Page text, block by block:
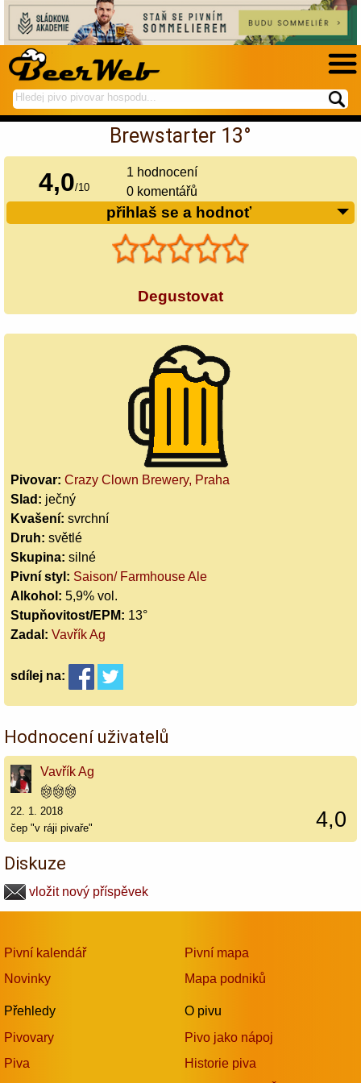
hledej
na
spustí
hledání
Brewstarter 13°
4,0/10
1 hodnocení
0 komentářů
přihlaš se a hodnoť
Degustovat
Pivovar: Crazy Clown Brewery, Praha
Slad: ječný
Kvašení: svrchní
Druh: světlé
Skupina: silné
Pivní styl: Saison/ Farmhouse Ale
Alkohol: 5,9% vol.
Stupňovitost/EPM: 13°
Zadal: Vavřík Ag
sdílej na:
Hodnocení uživatelů
Vavřík Ag
4,0
22. 1. 2018
čep "v ráji pivaře"
Diskuze
vložit nový příspěvek
Pivní kalendář
Novinky
Přehledy
Pivovary
Piva
Pivní mapa
Mapa podniků
O pivu
Pivo jako nápoj
Historie piva